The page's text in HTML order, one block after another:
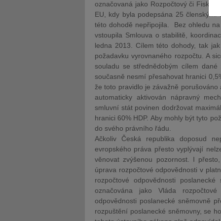
označovaná jako Rozpočtový či
EU, kdy byla podepsána 25 členskými
této dohodě nepřipojila. Bez ohledu
vstoupila Smlouva o stabilitě,
ledna 2013. Cílem této dohody, tak
požadavku vyrovnaného rozpočtu. A
souladu se střednědobým cílem
současně nesmí přesahovat hranici
že toto pravidlo je závažně
automaticky aktivován nápravný
smluvní stát povinen dodržovat
hranici 60% HDP. Aby mohly být tyto
do svého právního řádu.
Ačkoliv Česká republika doposud
evropského práva přesto vyplývají
věnovat zvýšenou pozornost. I
úprava rozpočtové odpovědnosti v
rozpočtové odpovědnosti
označována jako Vláda
odpovědnosti poslanecké sněmovně
rozpuštění poslanecké sněmovny, se
JUDr. Tomáš Nielsen
JUDr.
Kurzy